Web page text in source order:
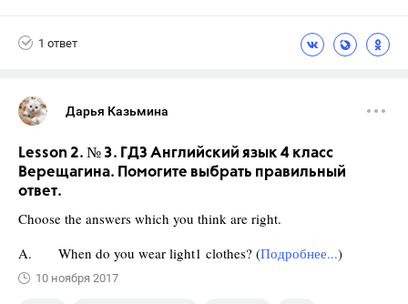
1 ответ
Дарья Казьмина
Lesson 2. № 3. ГДЗ Английский язык 4 класс
Верещагина. Помогите выбрать правильный
ответ.
Choose the answers which you think are right.
A. When do you wear light1 clothes? (Подробнее...)
10 ноября 2017